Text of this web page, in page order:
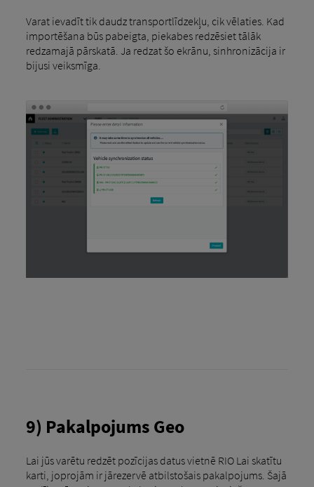
Varat ievadīt tik daudz transportlīdzekļu, cik vēlaties. Kad
importēšana būs pabeigta, piekabes redzēsiet tālāk
redzamajā pārskatā. Ja redzat šo ekrānu, sinhronizācija ir
bijusi veiksmīga.
9) Pakalpojums Geo
Lai jūs varētu redzēt pozīcijas datus vietnē RIO Lai skatītu
karti, joprojām ir jārezervē atbilstošais pakalpojums. Šajā